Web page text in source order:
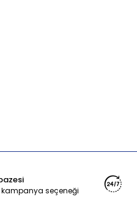
kampanya seçeneği